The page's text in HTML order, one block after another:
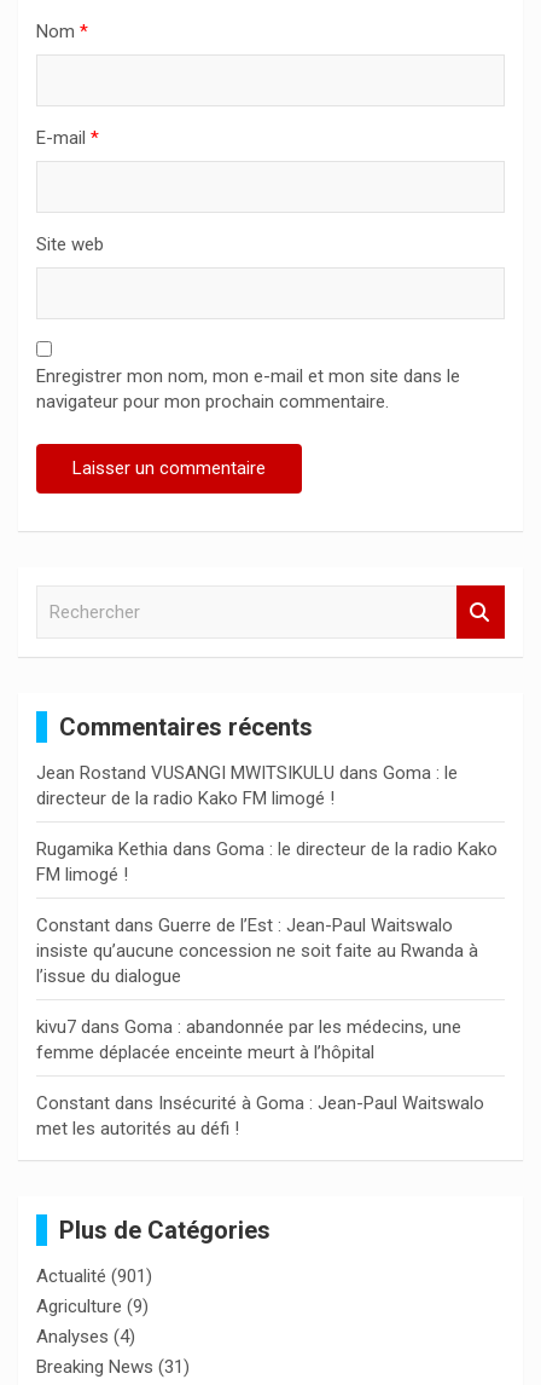
Nom *
E-mail *
Site web
Enregistrer mon nom, mon e-mail et mon site dans le
navigateur pour mon prochain commentaire.
c
h
e
r
Commentaires récents
Jean Rostand VUSANGI MWITSIKULU dans Goma : le
directeur de la radio Kako FM limogé !
Rugamika Kethia dans Goma : le directeur de la radio Kako
FM limogé !
Constant dans Guerre de l’Est : Jean-Paul Waitswalo
insiste qu’aucune concession ne soit faite au Rwanda à
l’issue du dialogue
kivu7 dans Goma : abandonnée par les médecins, une
femme déplacée enceinte meurt à l’hôpital
Constant dans Insécurité à Goma : Jean-Paul Waitswalo
met les autorités au défi !
Plus de Catégories
Actualité (901)
Agriculture (9)
Analyses (4)
Breaking News (31)